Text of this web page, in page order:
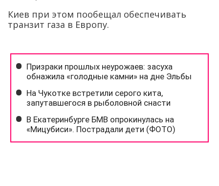
Киев при этом пообещал обеспечивать
транзит газа в Европу.